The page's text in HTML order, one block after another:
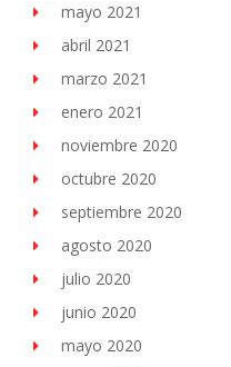
mayo 2021
abril 2021
marzo 2021
enero 2021
noviembre 2020
octubre 2020
septiembre 2020
agosto 2020
julio 2020
junio 2020
mayo 2020